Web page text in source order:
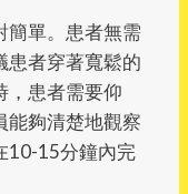
簡單。患者無需
患者穿著寬鬆的
，患者需要仰
能夠清楚地觀察
10-15分鐘內完